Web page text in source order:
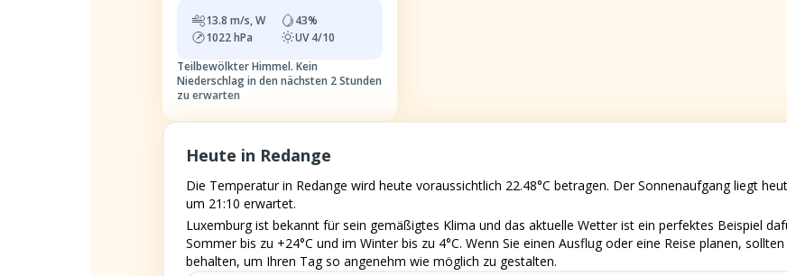
13.8 m/s,W 43%
1022hPa UV 4/10
Teilbewölkter Himmel. Kein
Niederschlag in den nächsten 2 Stunden
zu erwarten
Heute in Redange
Die Temperatur in Redange wird heute voraussichtlich 22.48°C betragen. Der Sonnenaufgang liegt
um 21:10 erwartet.
Luxemburg ist bekannt für sein gemäßigtes Klima und das aktuelle Wetter ist ein perfektes Beispiel
Sommer bis zu +24°C und im Winter bis zu 4°C. Wenn Sie einen Ausflug oder eine Reise planen,
behalten, um Ihren Tag so angenehm wie möglich zu gestalten.